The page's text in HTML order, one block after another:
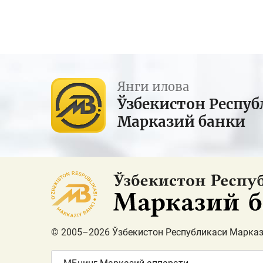
Янги илова
Ўзбекистон
Марказий банки
© 2005–2026 Ўзбекистон Республикаси